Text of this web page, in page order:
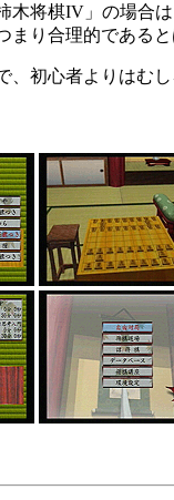
将棋IV」の場合
り合理的である
初心者よりはむ